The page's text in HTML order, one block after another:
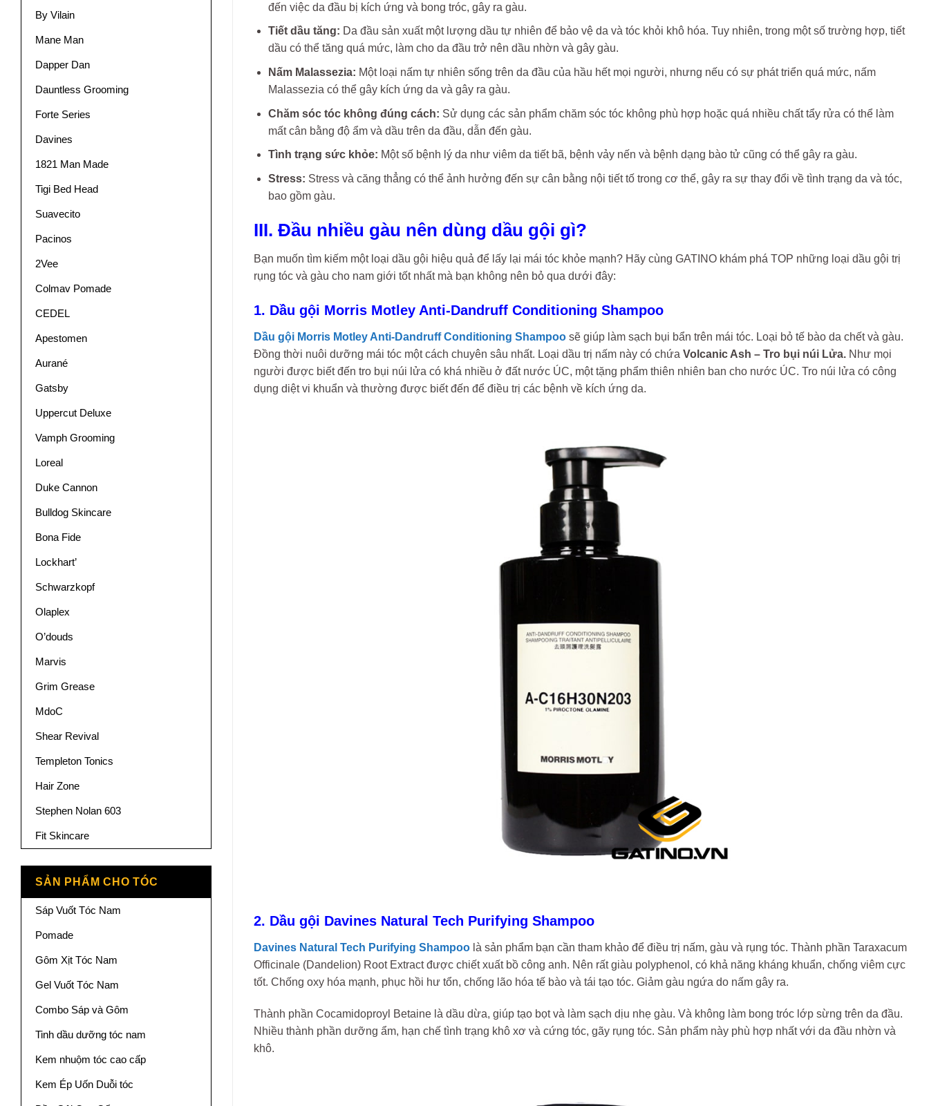
By Vilain
Mane Man
Dapper Dan
Dauntless Grooming
Forte Series
Davines
1821 Man Made
Tigi Bed Head
Suavecito
Pacinos
2Vee
Colmav Pomade
CEDEL
Apestomen
Aurané
Gatsby
Uppercut Deluxe
Vamph Grooming
Loreal
Duke Cannon
Bulldog Skincare
Bona Fide
Lockhart’
Schwarzkopf
Olaplex
O’douds
Marvis
Grim Grease
MdoC
Shear Revival
Templeton Tonics
Hair Zone
Stephen Nolan 603
Fit Skincare
SẢN PHẨM CHO TÓC
Sáp Vuốt Tóc Nam
Pomade
Gôm Xịt Tóc Nam
Gel Vuốt Tóc Nam
Combo Sáp và Gôm
Tinh dầu dưỡng tóc nam
Kem nhuộm tóc cao cấp
Kem Ép Uốn Duỗi tóc
đến việc da đầu bị kích ứng và bong tróc, gây ra gàu.
Tiết dầu tăng: Da đầu sản xuất một lượng dầu tự nhiên để bảo vệ da và tóc khỏi khô hóa. Tuy nhiên, trong một số trường hợp, tiết
dầu có thể tăng quá mức, làm cho da đầu trở nên dầu nhờn và gây gàu.
Nấm Malassezia: Một loại nấm tự nhiên sống trên da đầu của hầu hết mọi người, nhưng nếu có sự phát triển quá mức, nấm
Malassezia có thể gây kích ứng da và gây ra gàu.
Chăm sóc tóc không đúng cách: Sử dụng các sản phẩm chăm sóc tóc không phù hợp hoặc quá nhiều chất tẩy rửa có thể làm
mất cân bằng độ ẩm và dầu trên da đầu, dẫn đến gàu.
Tình trạng sức khỏe: Một số bệnh lý da như viêm da tiết bã, bệnh vảy nến và bệnh dạng bào tử cũng có thể gây ra gàu.
Stress: Stress và căng thẳng có thể ảnh hưởng đến sự cân bằng nội tiết tố trong cơ thể, gây ra sự thay đổi về tình trạng da và tóc,
bao gồm gàu.
III. Đầu nhiều gàu nên dùng dầu gội gì?
Bạn muốn tìm kiếm một loại dầu gội hiệu quả để lấy lại mái tóc khỏe mạnh? Hãy cùng GATINO khám phá TOP những loại dầu gội trị
rụng tóc và gàu cho nam giới tốt nhất mà bạn không nên bỏ qua dưới đây:
1. Dầu gội Morris Motley Anti-Dandruff Conditioning Shampoo
Dầu gội Morris Motley Anti-Dandruff Conditioning Shampoo sẽ giúp làm sạch bụi bẩn trên mái tóc. Loại bỏ tế bào da chết và gàu.
Đồng thời nuôi dưỡng mái tóc một cách chuyên sâu nhất. Loại dầu trị nấm này có chứa Volcanic Ash – Tro bụi núi Lửa. Như mọi
người được biết đến tro bụi núi lửa có khá nhiều ở đất nước ÚC, một tặng phẩm thiên nhiên ban cho nước ÚC. Tro núi lửa có công
dụng diệt vi khuẩn và thường được biết đến để điều trị các bệnh về kích ứng da.
2. Dầu gội Davines Natural Tech Purifying Shampoo
Davines Natural Tech Purifying Shampoo là sản phẩm bạn cần tham khảo để điều trị nấm, gàu và rụng tóc. Thành phần Taraxacum
Officinale (Dandelion) Root Extract được chiết xuất bồ công anh. Nên rất giàu polyphenol, có khả năng kháng khuẩn, chống viêm cực
tốt. Chống oxy hóa mạnh, phục hồi hư tổn, chống lão hóa tế bào và tái tạo tóc. Giảm gàu ngứa do nấm gây ra.
Thành phần Cocamidoproyl Betaine là dầu dừa, giúp tạo bọt và làm sạch dịu nhẹ gàu. Và không làm bong tróc lớp sừng trên da đầu.
Nhiều thành phần dưỡng ẩm, hạn chế tình trạng khô xơ và cứng tóc, gãy rụng tóc. Sản phẩm này phù hợp nhất với da đầu nhờn và
khô.